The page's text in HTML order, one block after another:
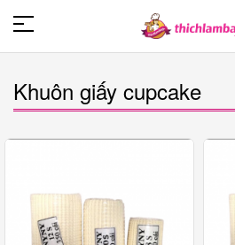
Khuôn giấy cupcake